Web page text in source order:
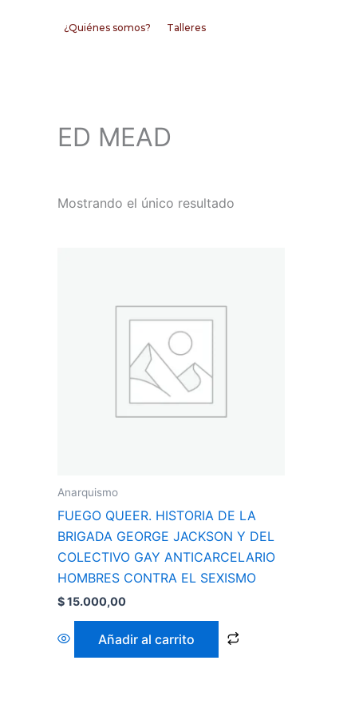
¿Quiénes somos? Talleres
ED MEAD
Mostrando el único resultado
Anarquismo
FUEGO QUEER. HISTORIA DE LA
BRIGADA GEORGE JACKSON Y DEL
COLECTIVO GAY ANTICARCELARIO
HOMBRES CONTRA EL SEXISMO
$15.000,00
Añadir al carrito